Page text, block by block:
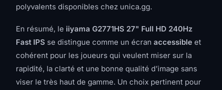
polyvalents disponibles chez unica.gg.
En résumé, le iiyama G2771HS 27" Full HD 240Hz
Fast IPS se distingue comme un écran accessible et
cohérent pour les joueurs qui veulent miser sur la
rapidité, la clarté et une bonne qualité d’image sans
viser le très haut de gamme. Un choix pertinent pour